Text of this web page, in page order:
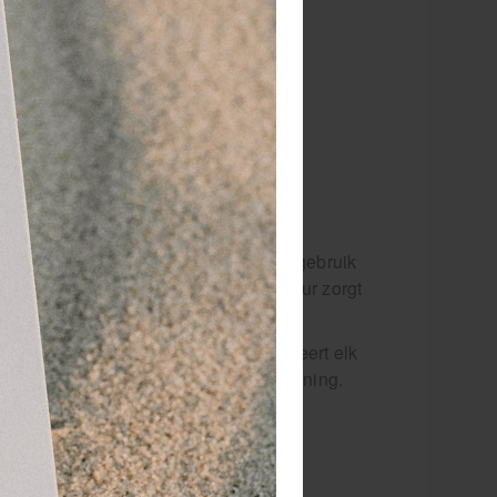
het er echt op aankomt.
ontwikkeld voor professioneel gebruik
De niet-elastische structuur zorgt
af.
is er klaar voor. Het stabiliseert elk
controle, ook bij zware inspanning.
het herstel ervan. Dat geeft